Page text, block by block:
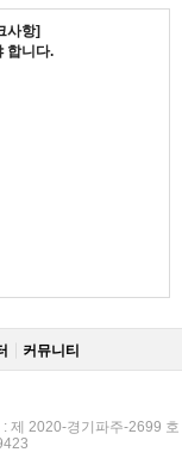
사항]
합니다.
커뮤니티
제 2020-경기파주-2699 호